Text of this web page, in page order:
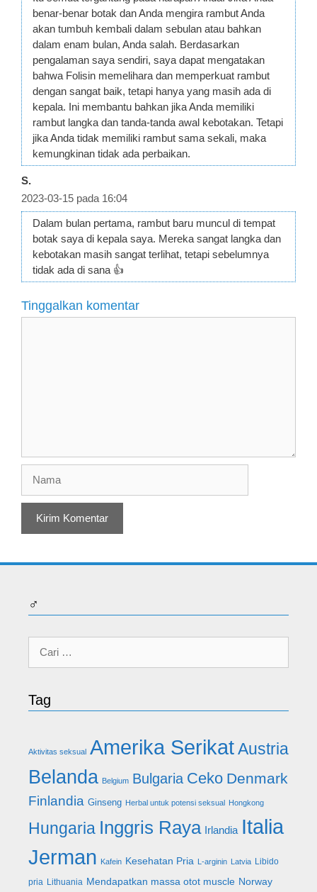
benar-benar botak dan Anda mengira rambut Anda
akan tumbuh kembali dalam sebulan atau bahkan
dalam enam bulan, Anda salah. Berdasarkan
pengalaman saya sendiri, saya dapat mengatakan
bahwa Folisin memelihara dan memperkuat rambut
dengan sangat baik, tetapi hanya yang masih ada di
kepala. Ini membantu bahkan jika Anda memiliki
rambut langka dan tanda-tanda awal kebotakan. Tetapi
jika Anda tidak memiliki rambut sama sekali, maka
kemungkinan tidak ada perbaikan.
S.
2023-03-15 pada 16:04
Dalam bulan pertama, rambut baru muncul di tempat
botak saya di kepala saya. Mereka sangat langka dan
kebotakan masih sangat terlihat, tetapi sebelumnya
tidak ada di sana 👍
Tinggalkan komentar
♂
Tag
Aktivitas seksual Amerika SerikatAustria
Belanda Belgium Bulgaria Ceko Denmark
Finlandia Ginseng Herbal untuk potensi seksual Hongkong
Hungaria Inggris Raya Irlandia Italia
Jerman Kafein Kesehatan Pria L-arginin Latvia Libido
pria Lithuania Mendapatkan massa otot muscle Norway